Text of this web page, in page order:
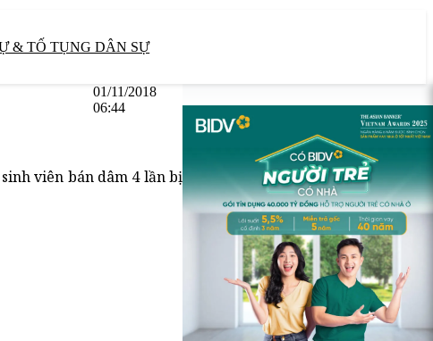
& TỐ TỤNG DÂN SỰ
01/11/2018
06:44
viên bán dâm 4 lần bị